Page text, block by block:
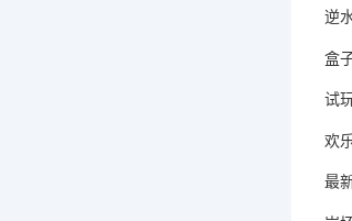
逆
盒
试
欢
最